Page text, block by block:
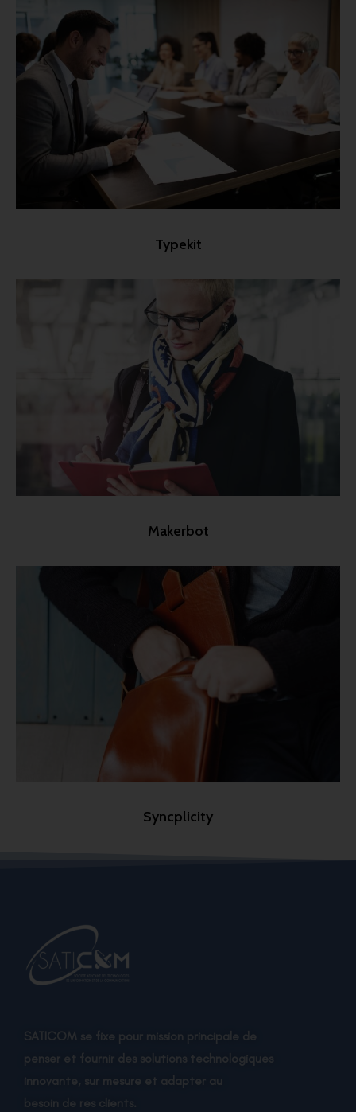
Typekit
Makerbot
Syncplicity
SATICOM se fixe pour mission principale de
penser et fournir des solutions technologiques
innovante, sur mesure et adapter au
besoin de res clients.